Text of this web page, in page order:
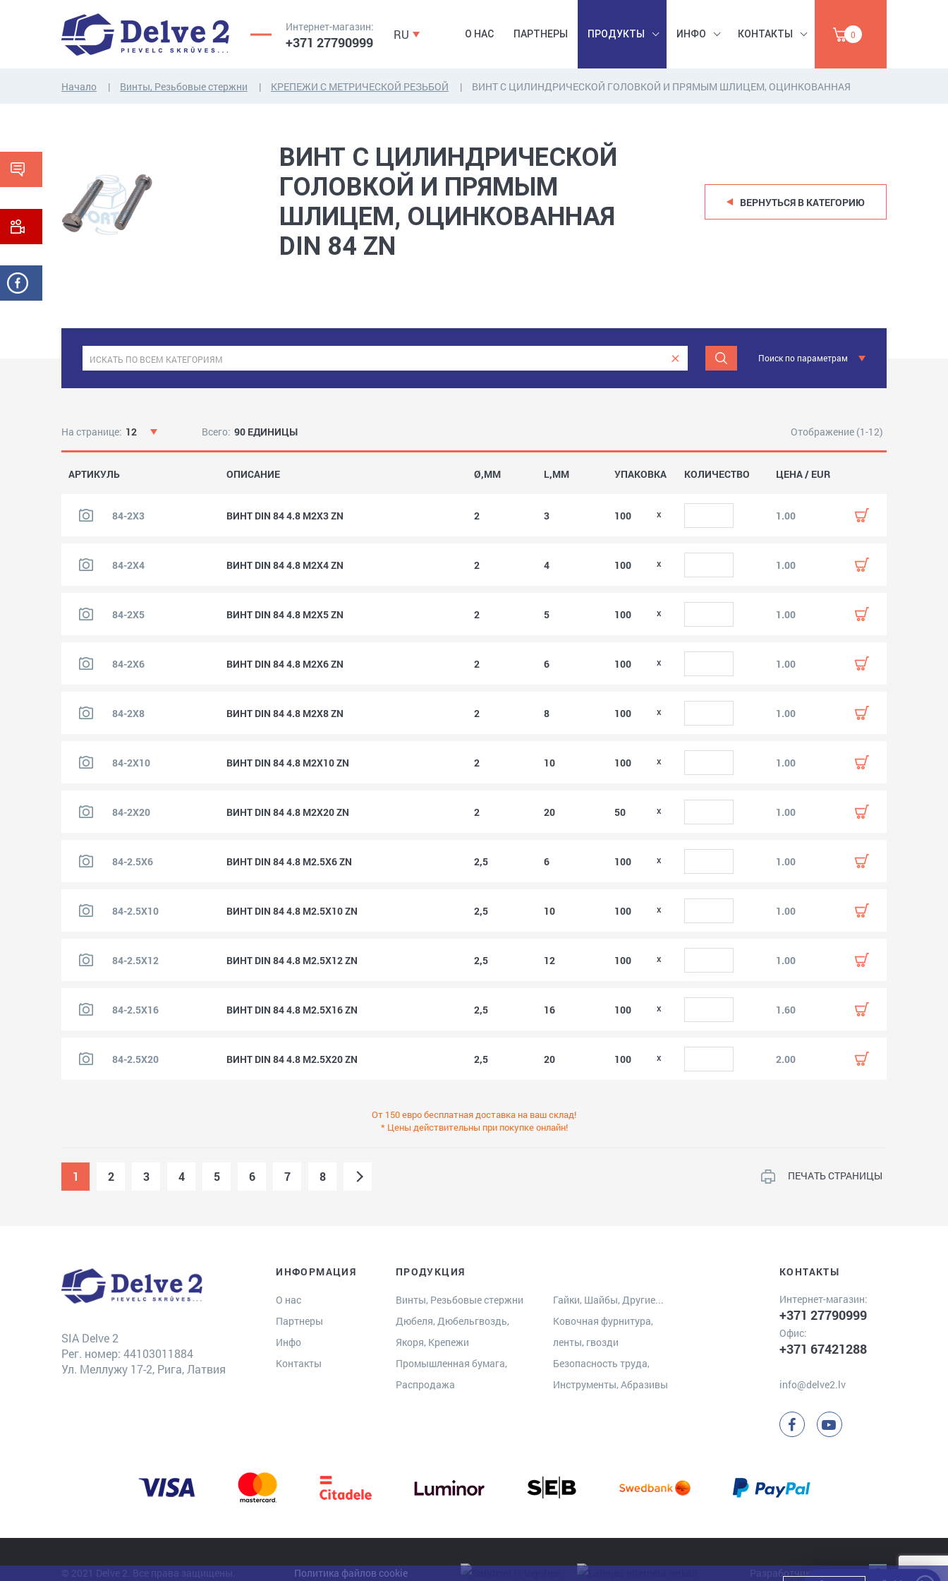
Интернет-магазин:
+371 27790999 RU О НАС ПАРТНЕРЫ ПРОДУКТЫ
ДЮБЕЛЬГВОЗДЬ,
ЯКОРЯ, КРЕПЕЖИ
ФУРНИТУРА,
ЛЕНТЫ, ГВОЗДИ
ИНФО КОНТАКТЫ 0
Начало Винты, Резьбовые стержни КРЕПЕЖИ С МЕТРИЧЕСКОЙ РЕЗЬБОЙ ВИНТ С ЦИЛИНДРИЧЕСКОЙ ГОЛОВКОЙ И ПРЯМЫМ ШЛИЦЕМ, ОЦИНКОВАННАЯ
ВИНТ С ЦИЛИНДРИЧЕСКОЙ
ГОЛОВКОЙ И ПРЯМЫМ
ШЛИЦЕМ, ОЦИНКОВАННАЯ
DIN 84 ZN
ВЕРНУТЬСЯ В КАТЕГОРИЮ
Поиск по параметрам
На странице: 12 Всего: 90 ЕДИНИЦЫ Отображение (1-12)
АРТИКУЛЬ ОПИСАНИЕ Ø,MM L,MM УПАКОВКА КОЛИЧЕСТВО ЦЕНА / EUR
84-2X3 ВИНТ DIN 84 4.8 M2X3 ZN 2 3 100 1.00
84-2X4 ВИНТ DIN 84 4.8 M2X4 ZN 2 4 100 1.00
84-2X5 ВИНТ DIN 84 4.8 M2X5 ZN 2 5 100 1.00
84-2X6 ВИНТ DIN 84 4.8 M2X6 ZN 2 6 100 1.00
84-2X8 ВИНТ DIN 84 4.8 M2X8 ZN 2 8 100 1.00
84-2X10 ВИНТ DIN 84 4.8 M2X10 ZN 2 10 100 1.00
84-2X20 ВИНТ DIN 84 4.8 M2X20 ZN 2 20 50 1.00
84-2.5X6 ВИНТ DIN 84 4.8 M2.5X6 ZN 2,5 6 100 1.00
84-2.5X10 ВИНТ DIN 84 4.8 M2.5X10 ZN 2,5 10 100 1.00
84-2.5X12 ВИНТ DIN 84 4.8 M2.5X12 ZN 2,5 12 100 1.00
84-2.5X16 ВИНТ DIN 84 4.8 M2.5X16 ZN 2,5 16 100 1.60
84-2.5X20 ВИНТ DIN 84 4.8 M2.5X20 ZN 2,5 20 100 2.00
От 150 евро бесплатная доставка на ваш склад!
* Цены действительны при покупке онлайн!
1 2 3 4 5 6 7 8 ПЕЧАТЬ СТРАНИЦЫ
SIA Delve 2
Рег. номер: 44103011884
Ул. Меллужу 17-2, Рига, Латвия
ИНФОРМАЦИЯ
О нас
Партнеры
Инфо
Контакты
ПРОДУКЦИЯ
Винты, Резьбовые стержни
Гайки, Шайбы, Другие...
Дюбеля, Дюбельгвоздь,
Якоря, Крепежи
Ковочная фурнитура,
ленты, гвозди
Промышленная бумага,
Распродажа
Безопасность труда,
Инструменты, Абразивы
КОНТАКТЫ
Интернет-магазин:
+371 27790999
Офис:
+371 67421288
info@delve2.lv
© 2021 Delve 2. Все права защищены. Политика файлов cookie Разработчик: